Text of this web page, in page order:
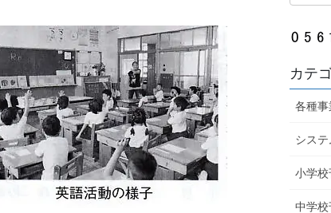
カテ
各種
シス
小学
中学